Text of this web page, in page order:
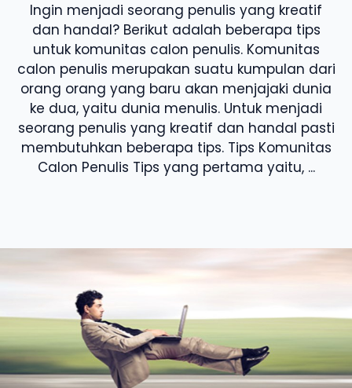
Ingin menjadi seorang penulis yang kreatif
dan handal? Berikut adalah beberapa tips
untuk komunitas calon penulis. Komunitas
calon penulis merupakan suatu kumpulan dari
orang orang yang baru akan menjajaki dunia
ke dua, yaitu dunia menulis. Untuk menjadi
seorang penulis yang kreatif dan handal pasti
membutuhkan beberapa tips. Tips Komunitas
Calon Penulis Tips yang pertama yaitu, ...